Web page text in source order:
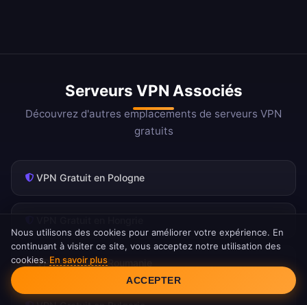
Serveurs VPN Associés
Découvrez d'autres emplacements de serveurs VPN
gratuits
VPN Gratuit en Pologne
VPN Gratuit en Roumanie
Consentement aux cookies
Nous utilisons des cookies pour améliorer votre expérience. En
continuant à visiter ce site, vous acceptez notre utilisation des
cookies. En savoir plus
ACCEPTER